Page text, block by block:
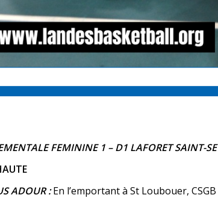
FEMININE 1 – D1 LAFORET SAINT-
ADOUR :En l’emportant à St Loubouer,